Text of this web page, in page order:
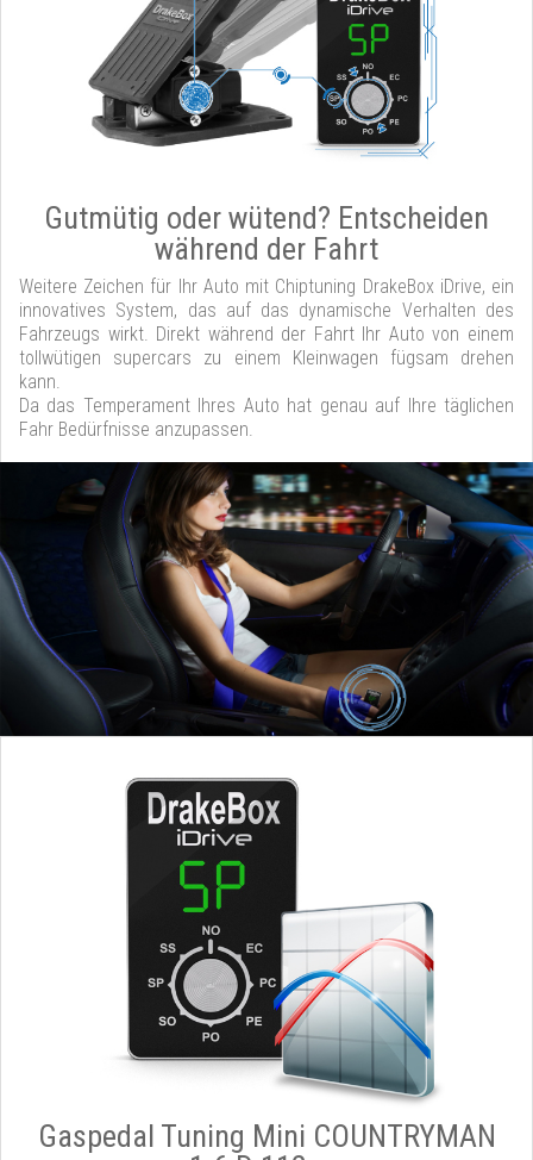
Gutmütig oder wütend? Entscheiden
während der Fahrt
Weitere Zeichen für Ihr Auto mit Chiptuning DrakeBox iDrive, ein
innovatives System, das auf das dynamische Verhalten des
Fahrzeugs wirkt. Direkt während der Fahrt Ihr Auto von einem
tollwütigen supercars zu einem Kleinwagen fügsam drehen
kann.
Da das Temperament Ihres Auto hat genau auf Ihre täglichen
Fahr Bedürfnisse anzupassen.
Gaspedal Tuning Mini COUNTRYMAN